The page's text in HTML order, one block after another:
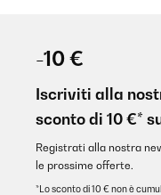
-10 €
Iscriviti alla
sconto di 10 €*
Registrati alla nostra
le prossime offerte.
*Lo sconto di 10 € non è